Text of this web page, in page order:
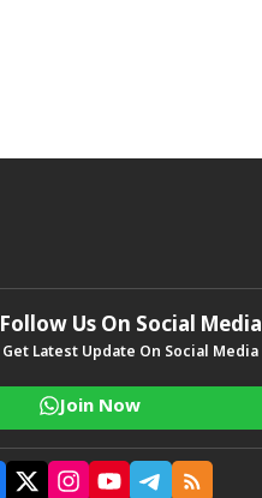
Follow Us On Social Media
Get Latest Update On Social Media
Join Now